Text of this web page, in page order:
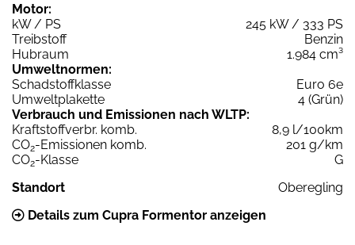
Motor:
kW / PS
245 kW / 333 PS
Treibstoff
Benzin
Hubraum
1.984 cm³
Umweltnormen:
Schadstoffklasse
Euro 6e
Umweltplakette
4 (Grün)
Verbrauch und Emissionen nach WLTP:
Kraftstoffverbr. komb.
8,9 l/100km
CO2-Emissionen komb.
201 g/km
CO2-Klasse
G
Standort
Oberegling
Details zum Cupra Formentor anzeigen